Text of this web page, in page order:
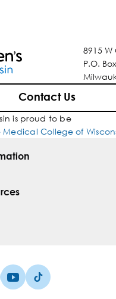
8915
P.O.
Contact Us
is proud to be
College of
Policy
in a new tab)
(Opens in a new tab)
(Opens in a new tab)
Youtube (Opens in a
Tiktok (Opens in a